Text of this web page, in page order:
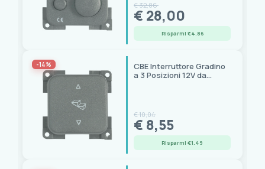
€ 32,86
€ 28,00
Risparmi €4.86
-14%
CBE Interruttore Gradino
a 3 Posizioni 12V da
€ 10,04
€ 8,55
Risparmi €1.49